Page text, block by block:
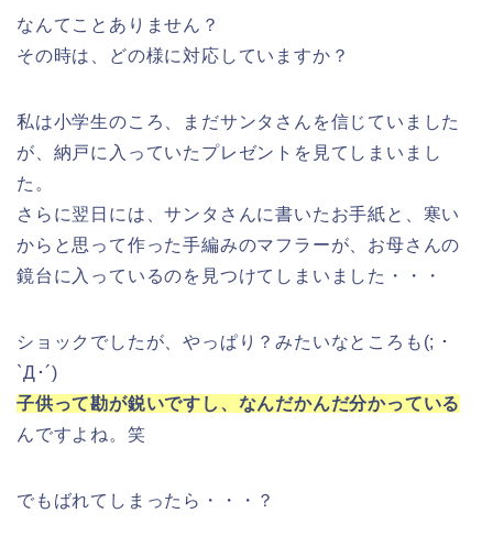
なんてことありません？
その時は、どの様に対応していますか？
私は小学生のころ、まだサンタさんを信じていました
が、納戸に入っていたプレゼントを見てしまいまし
た。
さらに翌日には、サンタさんに書いたお手紙と、寒い
からと思って作った手編みのマフラーが、お母さんの
鏡台に入っているのを見つけてしまいました・・・
ショックでしたが、やっぱり？みたいなところも(; ･
`Д･´)
子供って勘が鋭いですし、なんだかんだ分かっている
んですよね。笑
でもばれてしまったら・・・？